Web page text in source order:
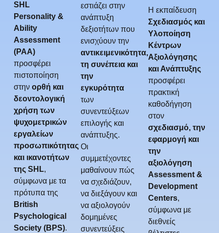
SHL
Personality &
Ability
Assessment
(PAA)
προσφέρει
πιστοποίηση
στην ορθή και
δεοντολογική
χρήση των
ψυχομετρικών
εργαλείων
προσωπικότητας
και ικανοτήτων
της SHL,
σύμφωνα με τα
πρότυπα της
British
Psychological
Society (BPS).
εστιάζει στην
ανάπτυξη
δεξιοτήτων που
ενισχύουν την
αντικειμενικότητα,
τη συνέπεια και
την
εγκυρότητα
των
συνεντεύξεων
επιλογής και
ανάπτυξης.
Οι
συμμετέχοντες
μαθαίνουν πώς
να σχεδιάζουν,
να διεξάγουν και
να αξιολογούν
δομημένες
συνεντεύξεις
Η εκπαίδευση
Σχεδιασμός και
Υλοποίηση
Κέντρων
Αξιολόγησης
και Ανάπτυξης
προσφέρει
πρακτική
καθοδήγηση
στον
σχεδιασμό, την
εφαρμογή και
την
αξιολόγηση
Assessment &
Development
Centers,
σύμφωνα με
διεθνείς